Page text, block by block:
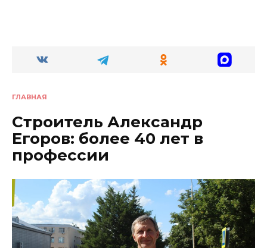
ГЛАВНАЯ
Строитель Александр
Егоров: более 40 лет в
профессии